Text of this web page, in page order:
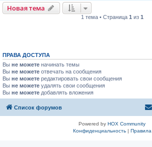
Новая тема
1 тема • Страница 1 из 1
ПРАВА ДОСТУПА
Вы не можете начинать темы
Вы не можете отвечать на сообщения
Вы не можете редактировать свои сообщения
Вы не можете удалять свои сообщения
Вы не можете добавлять вложения
Список форумов
Powered by HOX Community
Конфиденциальность| Правила